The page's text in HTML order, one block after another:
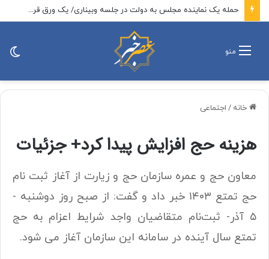
منو
خانه / اجتماعی
هزینه حج افزایش پیدا کرد+ جزئیات
معاون حج و عمره سازمان حج و زیارت از آغاز ثبت نام
حج تمتع ۱۴۰۳ خبر داد و گفت: از صبح روز دوشنبه -
۵ آذر- ثبت‌نام متقاضیان واجد شرایط اعزام به حج
تمتع سال آینده در سامانه این سازمان آغاز می شود.